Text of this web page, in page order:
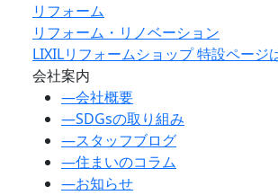
リフォーム
リフォーム・リノベーション
LIXILリフォームショップ 特設ページ
会社案内
―会社概要
―SDGsの取り組み
―スタッフブログ
―住まいのコラム
―お知らせ